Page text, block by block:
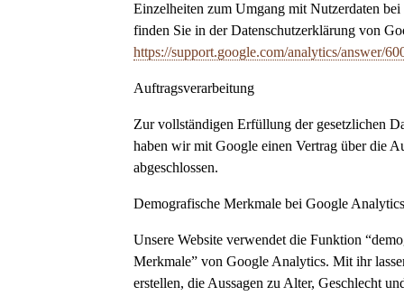
Einzelheiten zum Umgang mit Nutzerdaten
finden Sie in der Datenschutzerklärung von
https://support.google.com/analytics/answer/
Auftragsverarbeitung
Zur vollständigen Erfüllung der gesetzlichen
haben wir mit Google einen Vertrag über die
abgeschlossen.
Demografische Merkmale bei Google
Unsere Website verwendet die Funktion
Merkmale” von Google Analytics. Mit ihr
erstellen, die Aussagen zu Alter, Geschlecht